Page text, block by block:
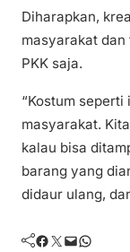
Diharapkan,
masyarakat
PKK saja.
“Kostum
masyarakat.
kalau bisa
barang yang
didaur ulang,
Facebook Twitter Mail WhatsApp